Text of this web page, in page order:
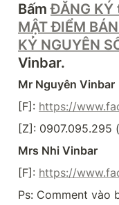
Bấm ĐĂNG KÝ
MẬT ĐIỂM
KỶ NGUYÊN
Vinbar.
Mr Nguyên Vinbar
[F]: https://
[Z]: 0907.095.295
Mrs Nhi Vinbar
[F]: https://
Ps: Comment vào